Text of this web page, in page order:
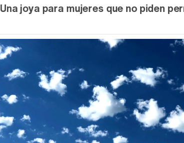
Una joya para mujeres que no piden